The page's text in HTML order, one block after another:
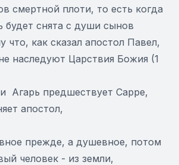
смертной плоти, то есть когда
будет снята с души сынов
что, как сказал апостол Павел,
наследуют Царствия Божия (1
Агарь предшествует Сарре,
апостол,
прежде, а душевное, потом
человек - из земли,